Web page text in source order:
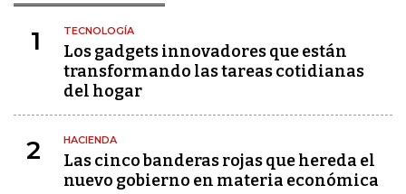
1 TECNOLOGÍA
Los gadgets innovadores que están
transformando las tareas cotidianas
del hogar
2 HACIENDA
Las cinco banderas rojas que hereda el
nuevo gobierno en materia económica